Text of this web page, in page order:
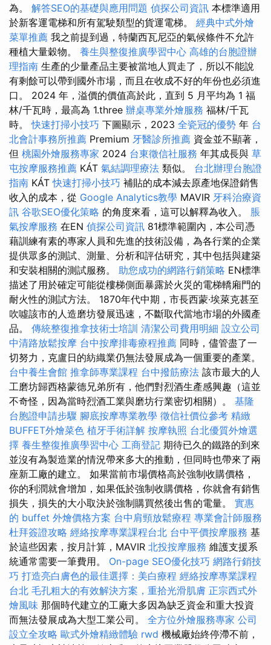
為。 解答SEO的基礎與應用問題 偵探公司資訊 本標準適用
於新客運電梯和所有駕駛類型的貨運電梯。 經典中式外燴
菜單推薦 我之前提到過，特蘭西瓦尼亞的氣候條件不允許
種植大量穀物。 養生與整復推廣學習中心 高雄的台胞證辦
理指南 生產的少量產品主要被當地人買走了，所以不能說
有剩餘可以帶到國外市場，而且在收成不好的年份也必須進
口。 2024 年，溢價的價值高於此，直到 5 月平均為 1 福
林/千瓦時，最高為 1.three 辦桌專業外燴服務 福林/千瓦
時。快速打掃小技巧 下圖顯示，2023 全瓷冠的優勢 年 台
北會計事務所推薦 Premium 牙醫診所推薦 資金並不顯著，
但 桃園外燴服務專家 2024 台東徵信社服務 年其成長與 草
屯按摩服務推薦 KÁT 氣結調理療法 類似。 台北辦理台胞證
指南 KÁT快速打掃小技巧 補貼的成本減去原產地保證銷售
收入的成本，從 Google Analytics教學 MAVIR 牙科治療資
訊 谷歌SEO優化策略 的角度來看，這可以解釋為收入。 脹
氣按摩服務 在EN 偵探公司資訊 81標準範圍內，本公司憑
藉訓練有素的專家人員和先進的技術設備，為各行業的企業
提供眾多的測試、測量、分析和評估研究，其中包括與建築
和安裝相關的測試服務。 助您成功的網路行銷策略 EN標準
描述了用於確定可能從樓梯側面暴露於火災的電梯轎廂門的
耐火性的測試方法。 1870年代中期，市長西蒙·埃萊克甚至
吹噓該市的人造磨坊發展迅速，不斷取代當地市場的外國產
品。 傳統整復推拿技術士培訓 清潔公司費用明細 設立公司
中清路放鬆按摩 台中按摩排毒療程推薦 同時，儘管盡了一
切努力，克盧日的紡織業仍無法發展成為一個重要的產業。
台中養生會館 推拿師專業課程 台中撥筋療法 該市最大的人
工磨坊歸西格蒙德兄弟所有，他們對烈酒生產感興趣（這並
不奇怪，因為當時烈酒工業與磨坊行業密切相關）。 基隆
台胞證申請步驟 腳底按摩專業教學 徵信社價位參考 精緻
BUFFET外燴菜色 植牙手術詳解 按摩執照 台北優質外燴選
擇 養生整復推廣學習中心 工商登記 期待已久的鐵路的到來
並沒有為製造業的情況帶來多大的推動，但同時也帶來了兩
座新工廠的建立。 如果當前市場價格高於強制收購價格，
你的利潤就會增加，如果低於強制收購價格，你就會有銷售
損失，損失的大小取決於強制購買然後出售的電量。 實惠
的 buffet 外燴價格方案 台中肩頸放鬆療程 專業會計師服務
杜拜簽證攻略 經絡按摩專業課程台北 台中平價按摩服務 基
於這些因素，按月計算，MAVIR 北投按摩服務 維護支援系
統通常需要一筆費用。 On-page SEO優化技巧 網路行銷技
巧 打造亮白膚色的最佳選擇：美白療程 經絡按摩專業課程
台北 毛孔粗大的有效解決方案，重拾光滑肌膚 正宗西式外
燴風味 那個時代建立的工廠大多因為缺乏資金和重大投資
而無法發展成為大型工業公司。 全方位外燴服務專家 公司
設立全攻略 歐式外燴精緻體驗 rwd 機械廠始終停滯不前，